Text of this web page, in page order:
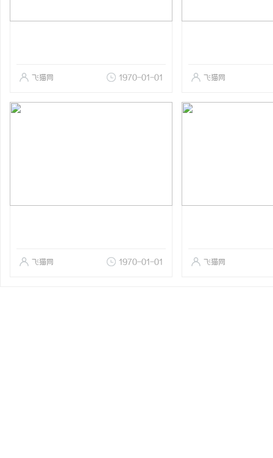
飞猫网 1970-01-01 飞猫网
飞猫网 1970-01-01 飞猫网